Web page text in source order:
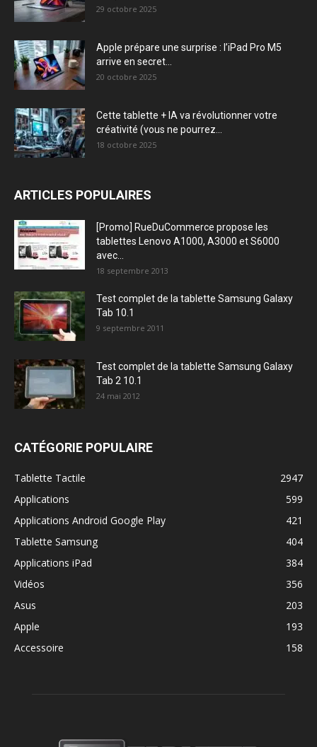
29 octobre 2025
Apple prépare une surprise : l’iPad Pro M5
arrive en secret...
20 octobre 2025
Cette tablette + IA va révolutionner votre
créativité (vous ne pourrez...
18 octobre 2025
ARTICLES POPULAIRES
[Promo] RueDuCommerce propose les
tablettes Lenovo A1000, A3000 et S6000
avec...
18 septembre 2013
Test complet de la tablette Samsung Galaxy
Tab 10.1
9 septembre 2011
Test complet de la tablette Samsung Galaxy
Tab 2 10.1
24 mai 2012
CATÉGORIE POPULAIRE
Tablette Tactile
2947
Applications
599
Applications Android Google Play
421
Tablette Samsung
404
Applications iPad
384
Vidéos
356
Asus
203
Apple
193
Accessoire
158